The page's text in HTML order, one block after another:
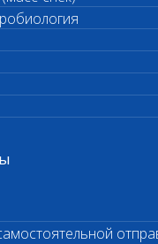
только с
и конфиденциальности